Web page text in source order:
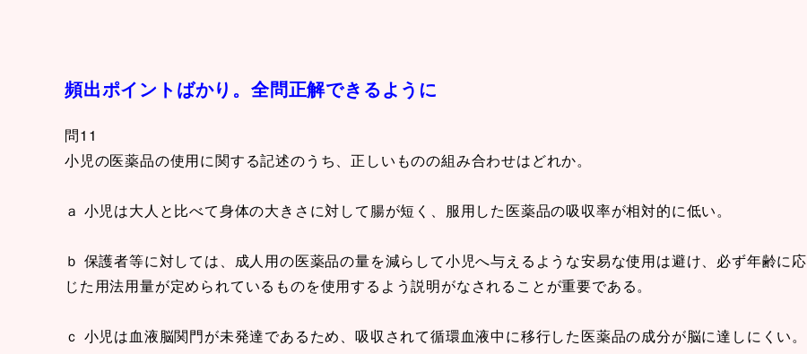
頻出ポイントばかり。全問正解できるように
問11
小児の医薬品の使用に関する記述のうち、正しいものの組み合わせはどれか。
ａ 小児は大人と比べて身体の大きさに対して腸が短く、服用した医薬品の吸収率が相対的に低い。
ｂ 保護者等に対しては、成人用の医薬品の量を減らして小児へ与えるような安易な使用は避け、必ず年齢に応
じた用法用量が定められているものを使用するよう説明がなされることが重要である。
ｃ 小児は血液脳関門が未発達であるため、吸収されて循環血液中に移行した医薬品の成分が脳に達しにくい。